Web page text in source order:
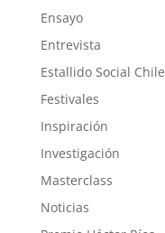
Ensayo
Entrevista
Estallido Social Chile
Festivales
Inspiración
Investigación
Masterclass
Noticias